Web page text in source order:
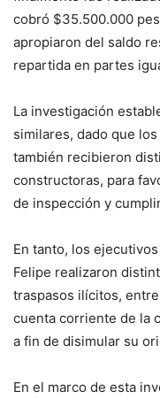
cobró $35.500.000
apropiaron del saldo
repartida en partes
La investigación
similares, dado que
también recibieron
constructoras, para
de inspección y
En tanto, los
Felipe realizaron
traspasos ilícitos,
cuenta corriente de la
a fin de disimular su
En el marco de esta